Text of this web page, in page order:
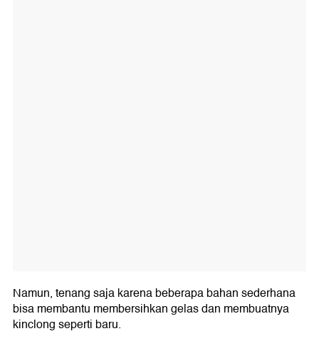
Namun, tenang saja karena beberapa bahan sederhana
bisa membantu membersihkan gelas dan membuatnya
kinclong seperti baru.